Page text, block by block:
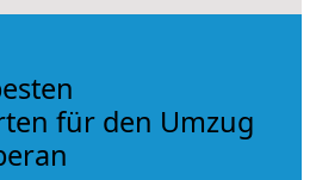
für den Umzug